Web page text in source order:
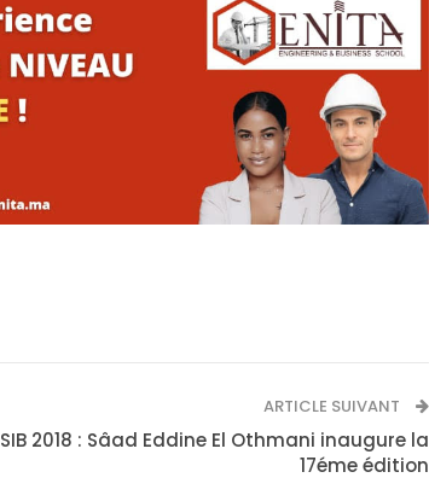
ARTICLE SUIVANT
SIB 2018 : Sâad Eddine El Othmani inaugure la
17éme édition